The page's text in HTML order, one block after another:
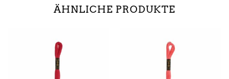
ÄHNLICHE PRODUKTE